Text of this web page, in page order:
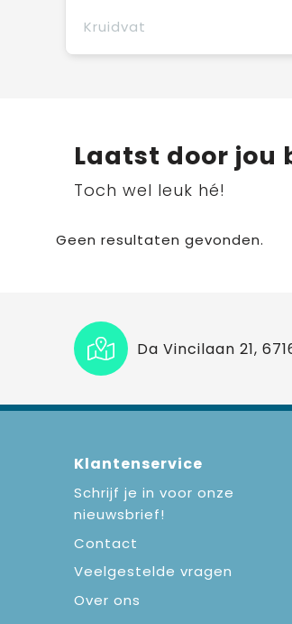
Kruidvat
Laatst door jou
Toch wel leuk hé!
Geen resultaten gevonden.
Da Vincilaan 21,
Klantenservice
Schrijf je in voor onze
nieuwsbrief!
Contact
Veelgestelde vragen
Over ons